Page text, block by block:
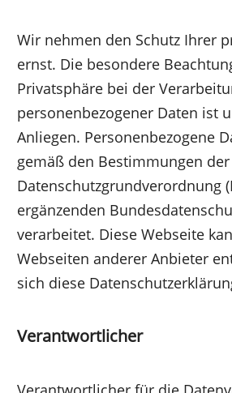
Wir nehmen den Schutz Ihrer
ernst. Die besondere
Privatsphäre bei der
personenbezogener Daten ist
Anliegen. Personenbezogene
gemäß den Bestimmungen der
Datenschutzgrundverordnung
ergänzenden
verarbeitet. Diese Webseite
Webseiten anderer Anbieter
sich diese
Verantwortlicher